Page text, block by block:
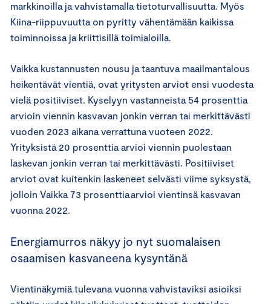
markkinoilla ja vahvistamalla tietoturvallisuutta. Myös
Kiina-riippuvuutta on pyritty vähentämään kaikissa
toiminnoissa ja kriittisillä toimialoilla.
Vaikka kustannusten nousu ja taantuva maailmantalous
heikentävät vientiä, ovat yritysten arviot ensi vuodesta
vielä positiiviset. Kyselyyn vastanneista 54 prosenttia
arvioin viennin kasvavan jonkin verran tai merkittävästi
vuoden 2023 aikana verrattuna vuoteen 2022.
Yrityksistä 20 prosenttia arvioi viennin puolestaan
laskevan jonkin verran tai merkittävästi. Positiiviset
arviot ovat kuitenkin laskeneet selvästi viime syksystä,
jolloin Vaikka 73 prosenttia arvioi vientinsä kasvavan
vuonna 2022.
Energiamurros näkyy jo nyt suomalaisen
osaamisen kasvaneena kysyntänä
Vientinäkymiä tulevana vuonna vahvistaviksi asioiksi